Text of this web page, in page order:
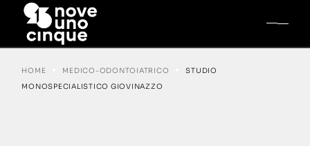
HOME MEDICO-ODONTOIATRICO
STUDIO
MONOSPECIALISTICO GIOVINAZZO